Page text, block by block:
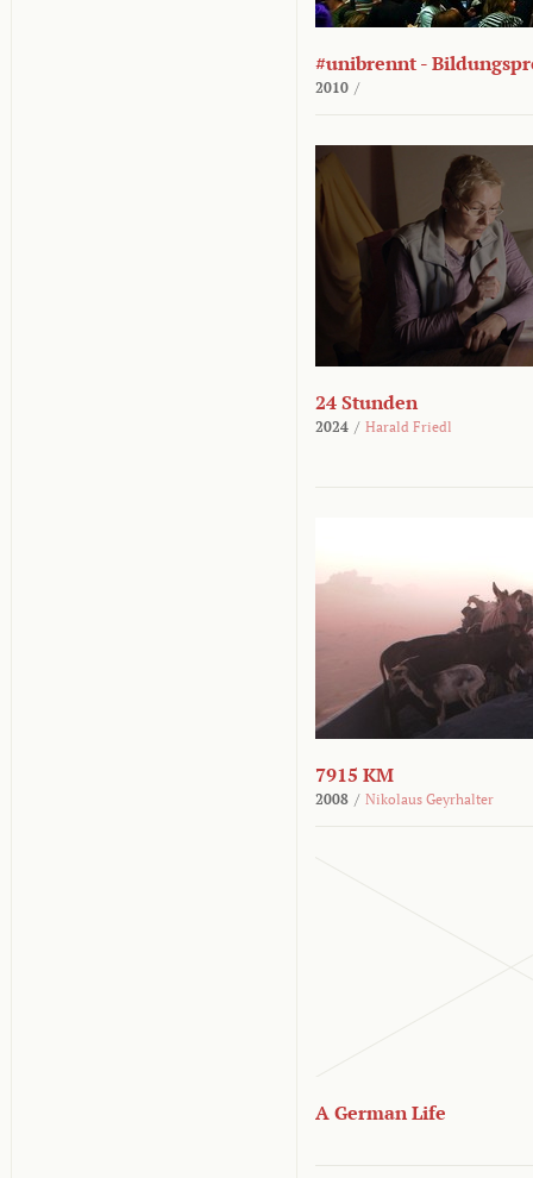
#unibrennt -
2010 /
24 Stunden
2024 / Harald Friedl
7915 KM
2008 / Nikolaus Geyrhalter
A German Life